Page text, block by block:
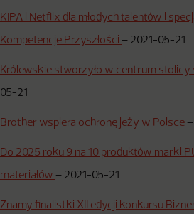
KIPA i Netflix dla młodych talentów i
Kompetencje Przyszłości – 2021-05-21
Królewskie stworzyło w centrum stolicy
05-21
Brother wspiera ochronę jeży w Polsce –
Do 2025 roku 9 na 10 produktów marki
materiałów – 2021-05-21
Znamy finalistki XII edycji konkursu